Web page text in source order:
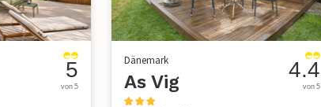
5
von 5
Dänemark
As Vig 4.4
von 5